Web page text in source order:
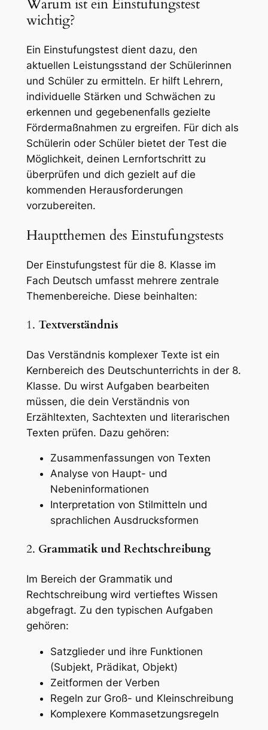
wichtig?
Ein Einstufungstest dient dazu, den
aktuellen Leistungsstand der Schülerinnen
und Schüler zu ermitteln. Er hilft Lehrern,
individuelle Stärken und Schwächen zu
erkennen und gegebenenfalls gezielte
Fördermaßnahmen zu ergreifen. Für dich als
Schülerin oder Schüler bietet der Test die
Möglichkeit, deinen Lernfortschritt zu
überprüfen und dich gezielt auf die
kommenden Herausforderungen
vorzubereiten.
Hauptthemen des Einstufungstests
Der Einstufungstest für die 8. Klasse im
Fach Deutsch umfasst mehrere zentrale
Themenbereiche. Diese beinhalten:
1. Textverständnis
Das Verständnis komplexer Texte ist ein
Kernbereich des Deutschunterrichts in der 8.
Klasse. Du wirst Aufgaben bearbeiten
müssen, die dein Verständnis von
Erzähltexten, Sachtexten und literarischen
Texten prüfen. Dazu gehören:
Zusammenfassungen von Texten
Analyse von Haupt- und
Nebeninformationen
Interpretation von Stilmitteln und
sprachlichen Ausdrucksformen
2. Grammatik und Rechtschreibung
Im Bereich der Grammatik und
Rechtschreibung wird vertieftes Wissen
abgefragt. Zu den typischen Aufgaben
gehören:
Satzglieder und ihre Funktionen
(Subjekt, Prädikat, Objekt)
Zeitformen der Verben
Regeln zur Groß- und Kleinschreibung
Komplexere Kommasetzungsregeln